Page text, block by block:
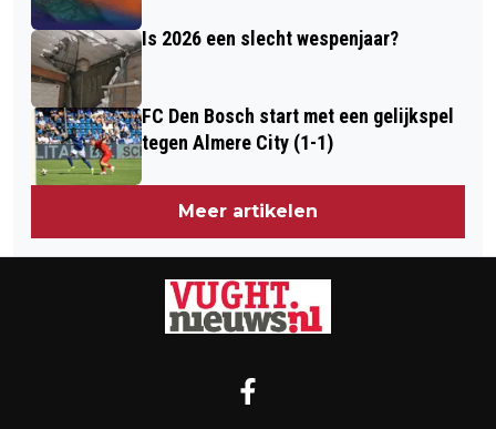
Is 2026 een slecht wespenjaar?
FC Den Bosch start met een gelijkspel
tegen Almere City (1-1)
Meer artikelen